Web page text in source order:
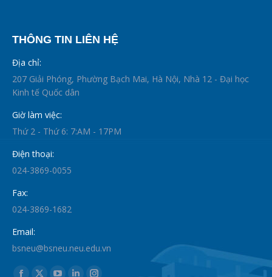
THÔNG TIN LIÊN HỆ
Địa chỉ:
207 Giải Phóng, Phường Bạch Mai, Hà Nội, Nhà 12 - Đại học
Kinh tế Quốc dân
Giờ làm việc:
Thứ 2 - Thứ 6: 7:AM - 17PM
Điện thoại:
024-3869-0055
Fax:
024-3869-1682
Email:
bsneu@bsneu.neu.edu.vn
Find us on: